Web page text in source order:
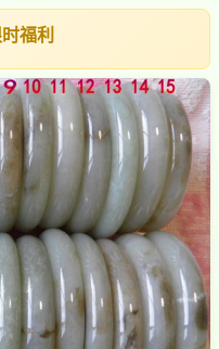
时福利